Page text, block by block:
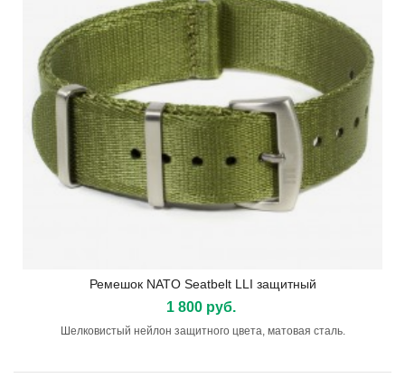
Ремешок NATO Seatbelt LLI защитный
1 800 руб.
Шелковистый нейлон защитного цвета, матовая сталь.